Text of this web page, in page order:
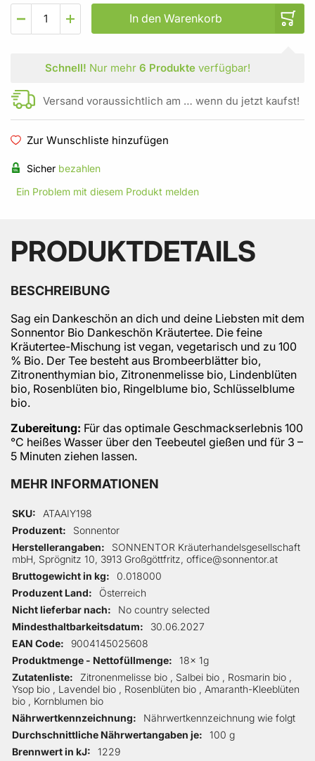
In den Warenkorb
Schnell! Nur mehr 6 Produkteverfügbar!
Versand voraussichtlich am … wenn du jetzt kaufst!
Zur Wunschliste hinzufügen
Sicher bezahlen
Ein Problem mit diesem Produkt melden
PRODUKTDETAILS
BESCHREIBUNG
Sag ein Dankeschön an dich und deine Liebsten mit dem
Sonnentor Bio Dankeschön Kräutertee. Die feine
Kräutertee-Mischung ist vegan, vegetarisch und zu 100
% Bio. Der Tee besteht aus Brombeerblätter bio,
Zitronenthymian bio, Zitronenmelisse bio, Lindenblüten
bio, Rosenblüten bio, Ringelblume bio, Schlüsselblume
bio.
Zubereitung: Für das optimale Geschmackserlebnis 100
°C heißes Wasser über den Teebeutel gießen und für 3 –
5 Minuten ziehen lassen.
MEHR INFORMATIONEN
Mehr Informationen
SKU
ATAAIY198
Produzent
Sonnentor
Herstellerangaben
SONNENTOR Kräuterhandelsgesellschaft
mbH, Sprögnitz 10, 3913 Großgöttfritz, office@sonnentor.at
Bruttogewicht in kg
0.018000
Produzent Land
Österreich
Nicht lieferbar nach
No country selected
Mindesthaltbarkeitsdatum
30.06.2027
EAN Code
9004145025608
Produktmenge - Nettofüllmenge
18x 1g
Zutatenliste
Zitronenmelisse bio , Salbei bio , Rosmarin bio ,
Ysop bio , Lavendel bio , Rosenblüten bio , Amaranth-Kleeblüten
bio , Kornblumen bio
Nährwertkennzeichnung
Nährwertkennzeichnung wie folgt
Durchschnittliche Nährwertangaben je
100 g
Brennwert in kJ
1229